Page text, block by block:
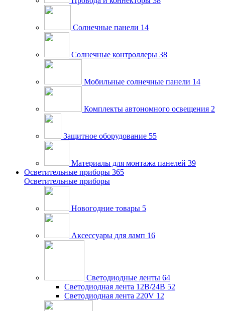
Солнечные панели 14
Солнечные контроллеры 38
Мобильные солнечные панели 14
Комплекты автономного освещения 2
Защитное оборудование 55
Материалы для монтажа панелей 39
Осветительные приборы 365
Осветительные приборы
Новогодние товары 5
Аксессуары для ламп 16
Светодиодные ленты 64
Светодиодная лента 12В/24В 52
Светодиодная лента 220V 12